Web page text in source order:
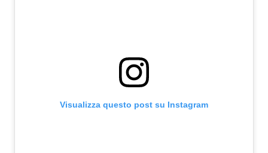
MusicaVisualizza questo post su Instagram